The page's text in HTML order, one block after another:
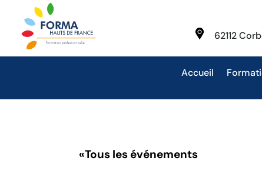
62112
Accueil
«Tous les événements